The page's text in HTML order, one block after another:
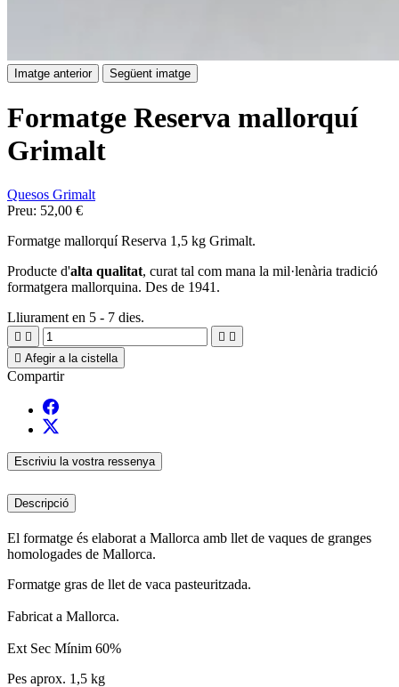
Imatge anterior Següent imatge
Formatge Reserva mallorquí
Grimalt
Quesos Grimalt
Preu: 52,00 €
Formatge mallorquí Reserva 1,5 kg Grimalt.
Producte d'alta qualitat, curat tal com mana la mil·lenària tradició
formatgera mallorquina. Des de 1941.
Lliurament en 5 - 7 dies.
   
 Afegir a la cistella
Compartir
Escriviu la vostra ressenya
Descripció
El formatge és elaborat a Mallorca amb llet de vaques de granges
homologades de Mallorca.
Formatge gras de llet de vaca pasteuritzada.
Fabricat a Mallorca.
Ext Sec Mínim 60%
Pes aprox. 1,5 kg